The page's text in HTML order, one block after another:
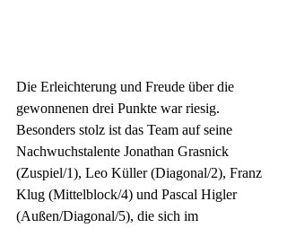
Die Erleichterung und Freude über die
gewonnenen drei Punkte war riesig.
Besonders stolz ist das Team auf seine
Nachwuchstalente Jonathan Grasnick
(Zuspiel/1), Leo Küller (Diagonal/2), Franz
Klug (Mittelblock/4) und Pascal Higler
(Außen/Diagonal/5), die sich im